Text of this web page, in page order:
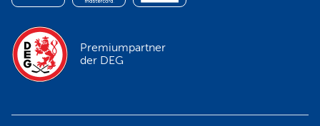
Premiumpartner
der DEG